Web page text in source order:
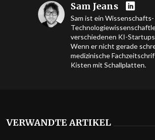
Sam Jeans
Sam ist ein Wissenschafts-
verschiedenen KI-
Wenn er nicht gerade
medizinische
Kisten mit Schallplatten.
VERWANDTE ARTIKEL